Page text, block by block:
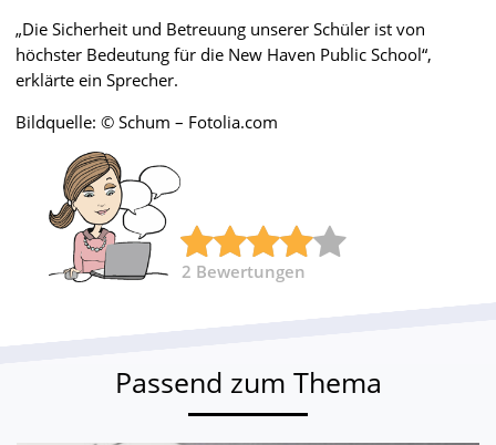
„Die Sicherheit und Betreuung unserer Schüler ist von
höchster Bedeutung für die New Haven Public School“,
erklärte ein Sprecher.
Bildquelle: © Schum – Fotolia.com
2 Bewertungen
Passend zum Thema